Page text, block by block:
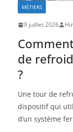
MÉTIERS
9 juillet 2026
de
?
Une tour de
dispositif qui
d’un système